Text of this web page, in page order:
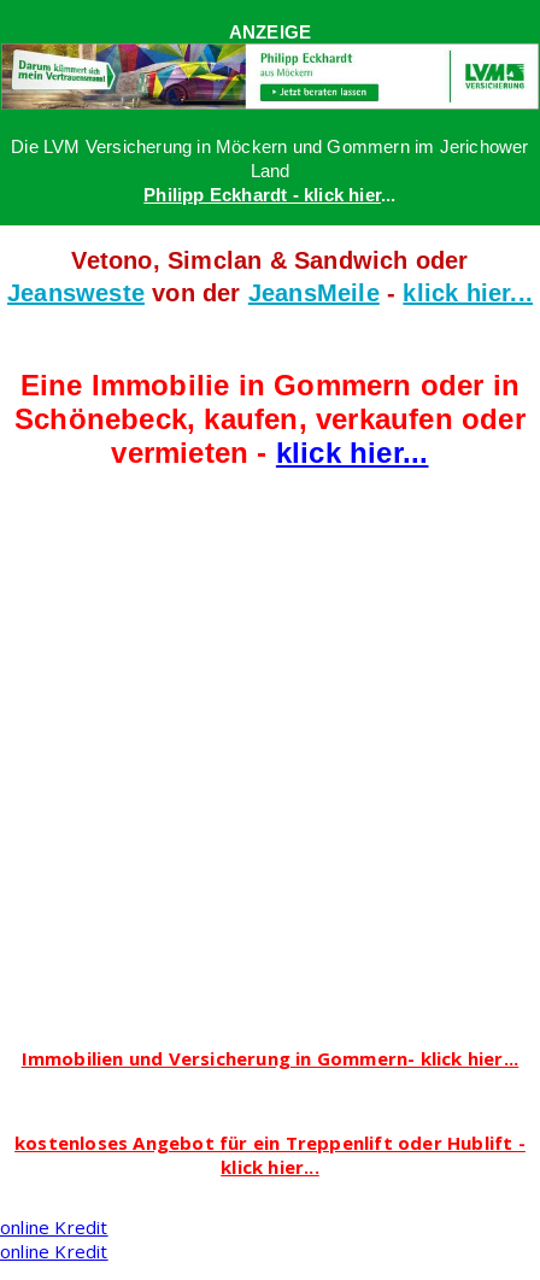
ANZEIGE
Die LVM Versicherung in Möckern und Gommern im Jerichower
Land
Philipp Eckhardt - klick hier...
Vetono, Simclan & Sandwich oder
Jeanswestevon der JeansMeile- klick hier...
Eine Immobilie in Gommern oder in
Schönebeck, kaufen, verkaufen oder
vermieten - klick hier...
Immobilien und Versicherung in Gommern- klick hier...
kostenloses Angebot für ein Treppenlift oder Hublift -
klick hier...
Inhalt
springen
online Kredit
online Kredit